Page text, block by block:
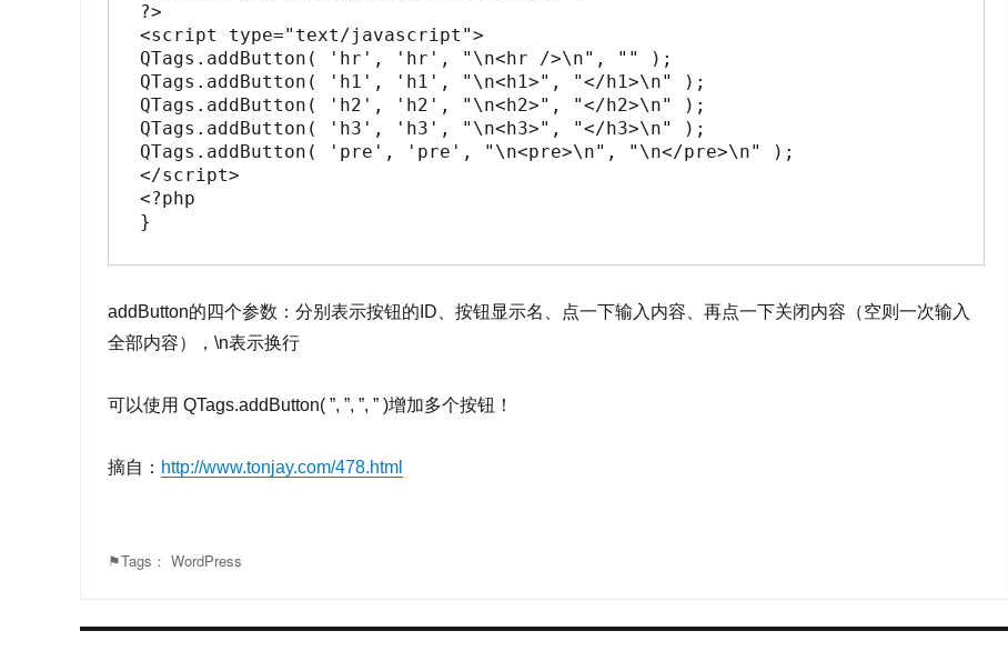
?>
<script type="text/javascript">
QTags.addButton( 'hr', 'hr', "\n<hr />\n", "" );
QTags.addButton( 'h1', 'h1', "\n<h1>", "</h1>\n" );
QTags.addButton( 'h2', 'h2', "\n<h2>", "</h2>\n" );
QTags.addButton( 'h3', 'h3', "\n<h3>", "</h3>\n" );
QTags.addButton( 'pre', 'pre', "\n<pre>\n", "\n</pre>\n" );
</script>
<?php
}
addButton的四个参数：分别表示按钮的ID、按钮显示名、点一下输入内容、再点一下关闭内容（空则一次输入
全部内容），\n表示换行
可以使用 QTags.addButton( ”, ”, ”, ” )增加多个按钮！
摘自： http://www.tonjay.com/478.html
⚑Tags： WordPress